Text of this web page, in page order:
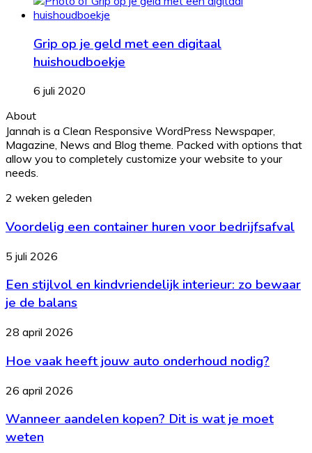
Grip op je geld met een digitaal
huishoudboekje
6 juli 2020
About
Jannah is a Clean Responsive WordPress Newspaper,
Magazine, News and Blog theme. Packed with options that
allow you to completely customize your website to your
needs.
Voordelig
container
voor
bedrijfsafval
2 weken geleden
Voordelig een container huren voor bedrijfsafval
Een
en
kindvriendelijk
interieur:
bewaar
de
5 juli 2026
Een stijlvol en kindvriendelijk interieur: zo bewaar
je de balans
Hoe
heeft
auto
onderhoud
nodig?
28 april 2026
Hoe vaak heeft jouw auto onderhoud nodig?
Wanneer
kopen?
is
26 april 2026
Wanneer aandelen kopen? Dit is wat je moet
weten